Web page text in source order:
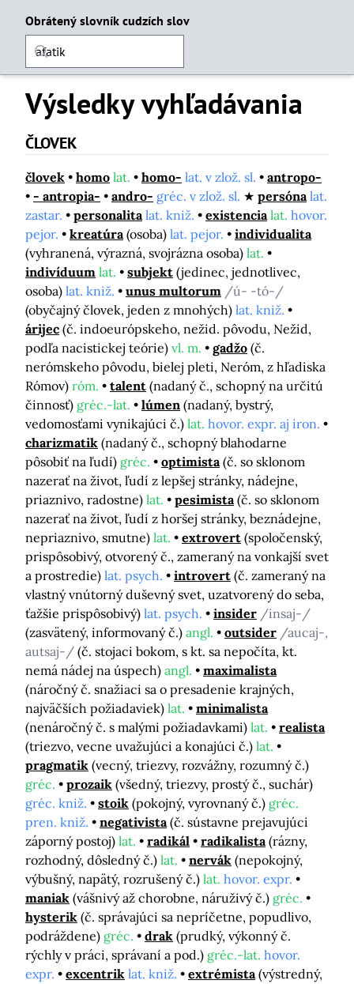
Obrátený slovník cudzích slov
Výsledky vyhľadávania
ČLOVEK
človek homo lat. homo- lat. v zlož. sl.
antropo-
- antropia-
andro- gréc. v zlož. sl. persóna lat.
zastar.
personalita lat. kniž. existencia lat. hovor.
pejor.
kreatúra (osoba) lat. pejor.
individualita
(vyhranená, výrazná, svojrázna osoba) lat.
indivíduum lat. subjekt (jedinec, jednotlivec,
osoba) lat. kniž. unus multorum /ú- -tó-/
(obyčajný človek, jeden z mnohých) lat. kniž.
árijec (č. indoeurópskeho, nežid. pôvodu, Nežid,
podľa nacistickej teórie) vl. m. gadžo (č.
nerómskeho pôvodu, bielej pleti, Neróm, z hľadiska
Rómov) róm. talent (nadaný č., schopný na určitú
činnosť) gréc.-lat. lúmen (nadaný, bystrý,
vedomosťami vynikajúci č.) lat. hovor. expr. aj iron.
charizmatik (nadaný č., schopný blahodarne
pôsobiť na ľudí) gréc. optimista (č. so sklonom
nazerať na život, ľudí z lepšej stránky, nádejne,
priaznivo, radostne) lat. pesimista (č. so sklonom
nazerať na život, ľudí z horšej stránky, beznádejne,
nepriaznivo, smutne) lat. extrovert (spoločenský,
prispôsobivý, otvorený č., zameraný na vonkajší svet
a prostredie) lat. psych. introvert (č. zameraný na
vlastný vnútorný duševný svet, uzatvorený do seba,
ťažšie prispôsobivý) lat. psych. insider /insaj-/
(zasvätený, informovaný č.) angl. outsider /aucaj-,
autsaj-/ (č. stojaci bokom, s kt. sa nepočíta, kt.
nemá nádej na úspech) angl.
maximalista
(náročný č. snažiaci sa o presadenie krajných,
najväčších požiadaviek) lat.
minimalista
(nenáročný č. s malými požiadavkami) lat.
realista
(triezvo, vecne uvažujúci a konajúci č.) lat.
pragmatik (vecný, triezvy, rozvážny, rozumný č.)
gréc.
prozaik (všedný, triezvy, prostý č., suchár)
gréc. kniž.
stoik (pokojný, vyrovnaný č.) gréc.
pren. kniž.
negativista (č. sústavne prejavujúci
záporný postoj) lat. radikál radikalista (rázny,
rozhodný, dôsledný č.) lat. nervák (nepokojný,
výbušný, napätý, rozrušený č.) lat. hovor. expr.
maniak (vášnivý až chorobne, náruživý č.) gréc.
hysterik (č. správajúci sa nepríčetne, popudlivo,
podráždene) gréc. drak (prudký, výkonný č.
rýchly v práci, správaní a pod.) gréc.-lat. hovor.
expr.
excentrik lat. kniž. extrémista (výstredný,